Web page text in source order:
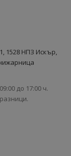
1528 НПЗ Искър,
до 17:00 ч.